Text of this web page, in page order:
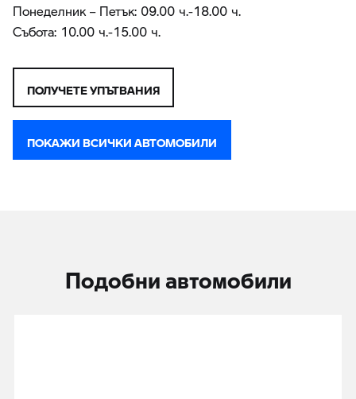
Понеделник – Петък: 09.00 ч.-18.00 ч.
Събота: 10.00 ч.-15.00 ч.
ПОЛУЧЕТЕ УПЪТВАНИЯ
ПОКАЖИ ВСИЧКИ АВТОМОБИЛИ
Подобни автомобили